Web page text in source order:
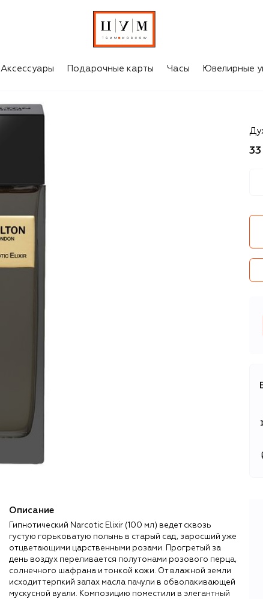
Аксессуары Подарочные карты Часы Ювелирные
Описание
Гипнотический Narcotic Elixir (100 мл) ведет сквозь
густую горьковатую полынь в старый сад, заросший уже
отцветающими царственными розами. Прогретый за
день воздух переливается полутонами розового перца,
солнечного шафрана и тонкой кожи. От влажной земли
исходит терпкий запах масла пачули в обволакивающей
мускусной вуали. Композицию поместили в элегантный